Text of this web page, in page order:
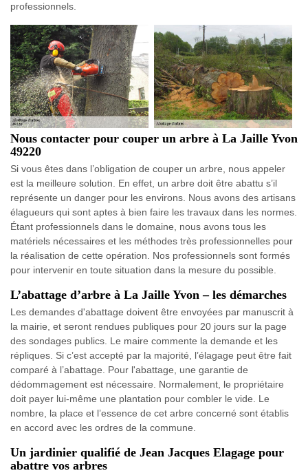
professionnels.
Nous contacter pour couper un arbre à La Jaille Yvon
49220
Si vous êtes dans l’obligation de couper un arbre, nous appeler
est la meilleure solution. En effet, un arbre doit être abattu s’il
représente un danger pour les environs. Nous avons des artisans
élagueurs qui sont aptes à bien faire les travaux dans les normes.
Étant professionnels dans le domaine, nous avons tous les
matériels nécessaires et les méthodes très professionnelles pour
la réalisation de cette opération. Nos professionnels sont formés
pour intervenir en toute situation dans la mesure du possible.
L’abattage d’arbre à La Jaille Yvon – les démarches
Les demandes d'abattage doivent être envoyées par manuscrit à
la mairie, et seront rendues publiques pour 20 jours sur la page
des sondages publics. Le maire commente la demande et les
répliques. Si c’est accepté par la majorité, l’élagage peut être fait
comparé à l’abattage. Pour l'abattage, une garantie de
dédommagement est nécessaire. Normalement, le propriétaire
doit payer lui-même une plantation pour combler le vide. Le
nombre, la place et l’essence de cet arbre concerné sont établis
en accord avec les ordres de la commune.
Un jardinier qualifié de Jean Jacques Elagage pour
abattre vos arbres